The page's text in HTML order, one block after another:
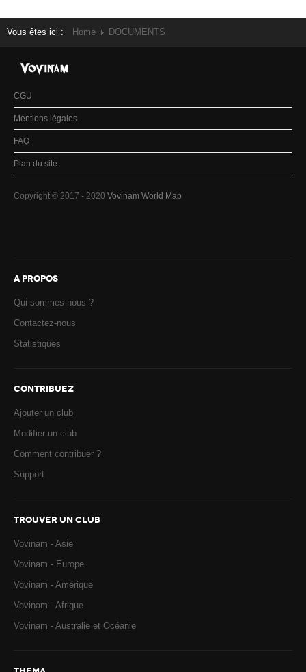
Vous êtes ici : Home DOCUMENTS
CGU
Mentions légales
FAQ
Plan du site
Copyright © 2017 - 2020 Vovinam World Map
A PROPOS
Qui sommes-nous ?
Contactez-nous
Statistiques
CONTRIBUEZ
Ajouter un club
Modifier un club
Comment contribuer ?
Support
TROUVER UN CLUB
Vovinam - Asie
Vovinam - Europe
Vovinam - Amérique
Vovinam - Afrique
Vovinam - Australie et Océanie